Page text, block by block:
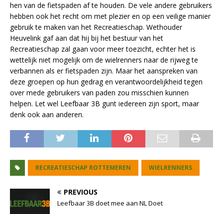
hen van de fietspaden af te houden. De vele andere gebruikers
hebben ook het recht om met plezier en op een veilige manier
gebruik te maken van het Recreatieschap. Wethouder
Heuvelink gaf aan dat hij bij het bestuur van het
Recreatieschap zal gaan voor meer toezicht, echter het is
wettelijk niet mogelijk om de wielrenners naar de rijweg te
verbannen als er fietspaden zijn. Maar het aanspreken van
deze groepen op hun gedrag en verantwoordelijkheid tegen
over mede gebruikers van paden zou misschien kunnen
helpen. Let wel Leefbaar 3B gunt iedereen zijn sport, maar
denk ook aan anderen.
RECREATIESCHAP ROTTEMEREN WIELRENNERS
PREVIOUS
Leefbaar 3B doet mee aan NL Doet